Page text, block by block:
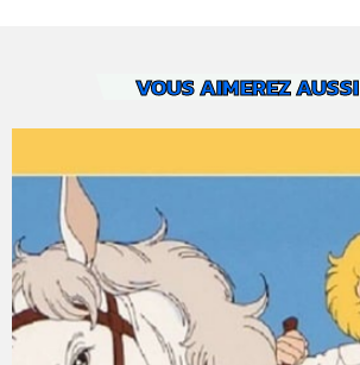
VOUS AIMEREZ AUSSI